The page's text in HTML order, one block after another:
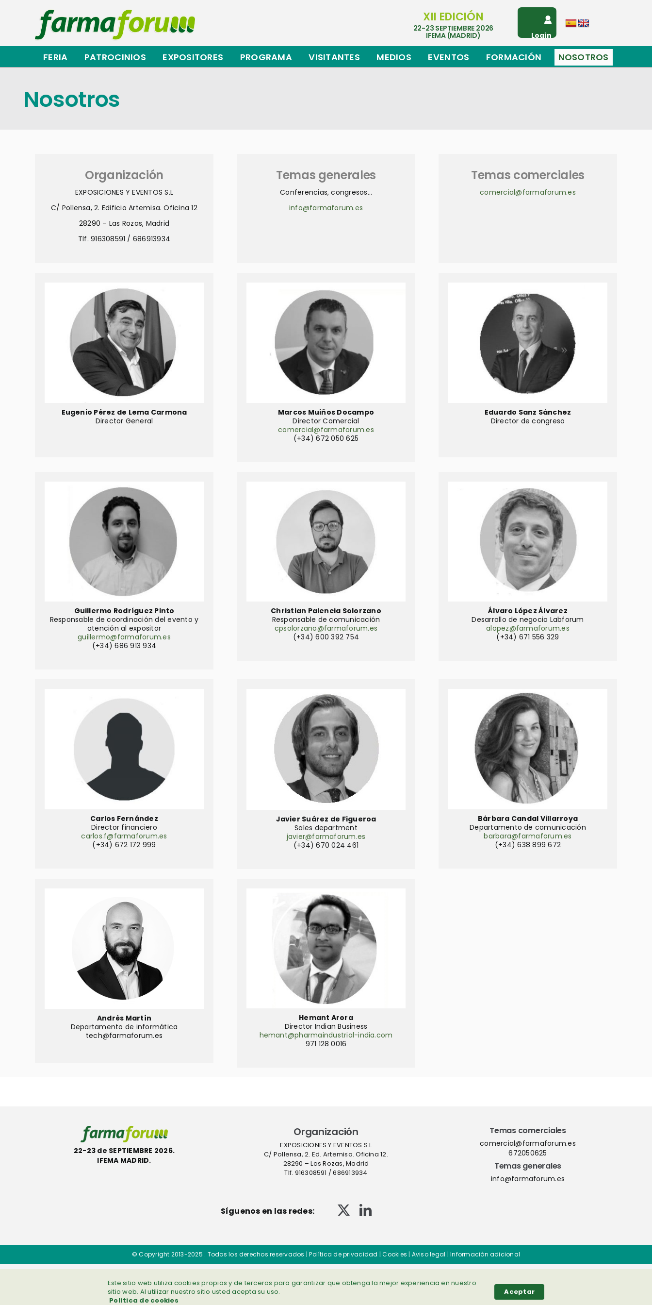
contenido
XII EDICIÓN
22-23 SEPTIEMBRE 2026
IFEMA (MADRID) Login
FERIA PATROCINIOS EXPOSITORES PROGRAMA VISITANTES MEDIOS EVENTOS FORMACIÓN NOSOTROS
Nosotros
Organización
EXPOSICIONES Y EVENTOS S.L
C/ Pollensa, 2. Edificio Artemisa. Oficina 12
28290 – Las Rozas, Madrid
Tlf. 916308591 / 686913934
Temas generales
Conferencias, congresos…
info@farmaforum.es
Temas comerciales
comercial@farmaforum.es
Eugenio Pérez de Lema Carmona
Director General
Marcos Muiños Docampo
Director Comercial
comercial@farmaforum.es
(+34) 672 050 625
Eduardo Sanz Sánchez
Director de congreso
Guillermo Rodríguez Pinto
Responsable de coordinación del evento y
atención al expositor
guillermo@farmaforum.es
(+34) 686 913 934
Christian Palencia Solorzano
Responsable de comunicación
cpsolorzano@farmaforum.es
(+34) 600 392 754
Álvaro López Álvarez
Desarrollo de negocio Labforum
alopez@farmaforum.es
(+34) 671 556 329
Carlos Fernández
Director financiero
carlos.f@farmaforum.es
(+34) 672 172 999
Javier Suárez de Figueroa
Sales department
javier@farmaforum.es
(+34) 670 024 461
Bárbara Candal Villarroya
Departamento de comunicación
barbara@farmaforum.es
(+34) 638 899 672
Andrés Martín
Departamento de informática
tech@farmaforum.es
Hemant Arora
Director Indian Business
hemant@pharmaindustrial-india.com
971 128 0016
22-23 de SEPTIEMBRE 2026.
IFEMA MADRID.
Organización
EXPOSICIONES Y EVENTOS S.L
C/ Pollensa, 2. Ed. Artemisa. Oficina 12.
28290 – Las Rozas, Madrid
Tlf. 916308591 / 686913934
Temas comerciales
comercial@farmaforum.es
672050625
Temas generales
info@farmaforum.es
Síguenos en las redes:
© Copyright 2013-2025 . Todos los derechos reservados |Política de privacidad |Cookies | Aviso legal |Información adicional
Este sitio web utiliza cookies propias y de terceros para garantizar que obtenga la mejor experiencia en nuestro
sitio web. Al utilizar nuestro sitio usted acepta su uso.
Política de cookies
Aceptar